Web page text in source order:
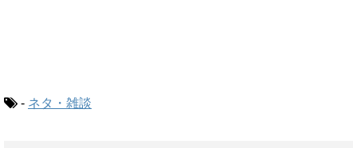
- ネタ・雑談